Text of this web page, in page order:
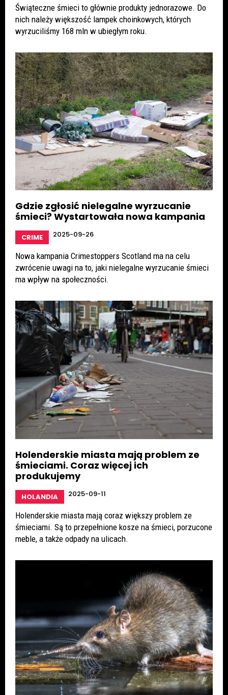
Świąteczne śmieci to głównie produkty jednorazowe. Do
nich należy większość lampek choinkowych, których
wyrzuciliśmy 168 mln w ubiegłym roku.
Gdzie zgłosić nielegalne wyrzucanie
śmieci? Wystartowała nowa kampania
CRIME 2025-09-26
Nowa kampania Crimestoppers Scotland ma na celu
zwrócenie uwagi na to, jaki nielegalne wyrzucanie śmieci
ma wpływ na społeczności.
Holenderskie miasta mają problem ze
śmieciami. Coraz więcej ich
produkujemy
HOLANDIA 2025-09-11
Holenderskie miasta mają coraz większy problem ze
śmieciami. Są to przepełnione kosze na śmieci, porzucone
meble, a także odpady na ulicach.